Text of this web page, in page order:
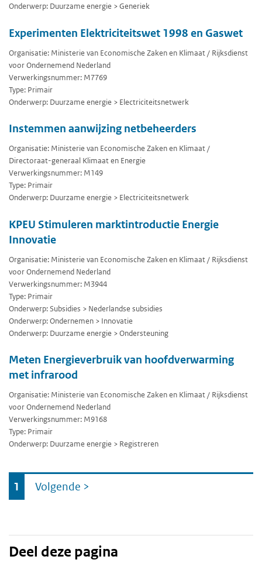
Onderwerp: Duurzame energie > Generiek
Experimenten Elektriciteitswet 1998 en Gaswet
Organisatie: Ministerie van Economische Zaken en Klimaat / Rijksdienst
voor Ondernemend Nederland
Verwerkingsnummer: M7769
Type: Primair
Onderwerp: Duurzame energie > Electriciteitsnetwerk
Instemmen aanwijzing netbeheerders
Organisatie: Ministerie van Economische Zaken en Klimaat /
Directoraat-generaal Klimaat en Energie
Verwerkingsnummer: M149
Type: Primair
Onderwerp: Duurzame energie > Electriciteitsnetwerk
KPEU Stimuleren marktintroductie Energie
Innovatie
Organisatie: Ministerie van Economische Zaken en Klimaat / Rijksdienst
voor Ondernemend Nederland
Verwerkingsnummer: M3944
Type: Primair
Onderwerp: Subsidies > Nederlandse subsidies
Onderwerp: Ondernemen > Innovatie
Onderwerp: Duurzame energie > Ondersteuning
Meten Energieverbruik van hoofdverwarming
met infrarood
Organisatie: Ministerie van Economische Zaken en Klimaat / Rijksdienst
voor Ondernemend Nederland
Verwerkingsnummer: M9168
Type: Primair
Onderwerp: Duurzame energie > Registreren
naar
1 Volgende >
Deel deze pagina